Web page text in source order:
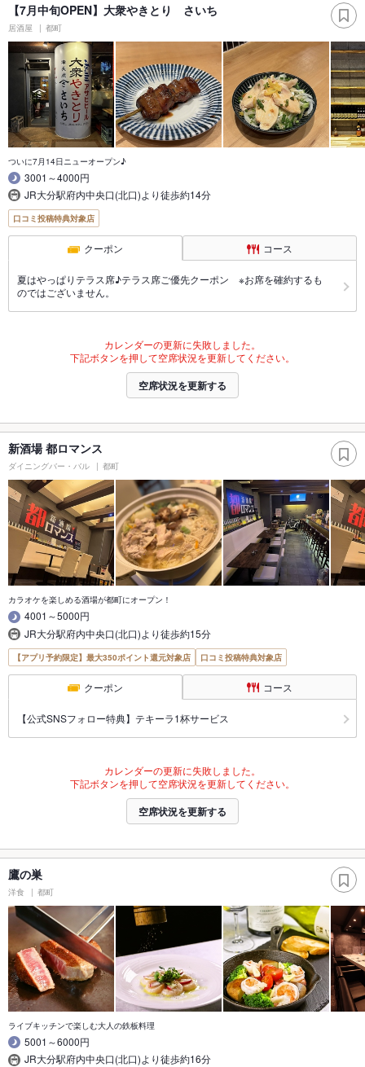
【7月中旬OPEN】大衆やきとり さいち
居酒屋 都町
ついに7月14日ニューオープン♪
3001～4000円
JR大分駅府内中央口(北口)より徒歩約14分
口コミ投稿特典対象店
クーポン コース
夏はやっぱりテラス席♪テラス席ご優先クーポン ※お席を確約するも
のではございません。
カレンダーの更新に失敗しました。
下記ボタンを押して空席状況を更新してください。
空席状況を更新する
新酒場 都ロマンス
ダイニングバー・バル 都町
カラオケを楽しめる酒場が都町にオープン！
4001～5000円
JR大分駅府内中央口(北口)より徒歩約15分
【アプリ予約限定】最大350ポイント還元対象店 口コミ投稿特典対象店
クーポン コース
【公式SNSフォロー特典】テキーラ1杯サービス
カレンダーの更新に失敗しました。
下記ボタンを押して空席状況を更新してください。
空席状況を更新する
鷹の巣
洋食 都町
ライブキッチンで楽しむ大人の鉄板料理
5001～6000円
JR大分駅府内中央口(北口)より徒歩約16分